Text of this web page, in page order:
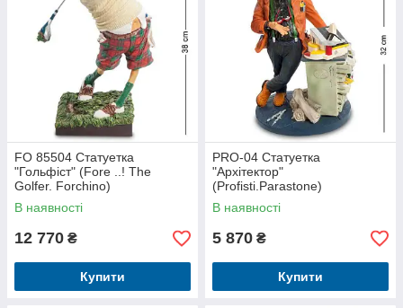
FO 85504 Статуетка
"Гольфіст" (Fore ..! The
Golfer. Forchino)
В наявності
12 770 ₴
Купити
PRO-04 Статуетка
"Архітектор"
(Profisti.Parastone)
В наявності
5 870 ₴
Купити